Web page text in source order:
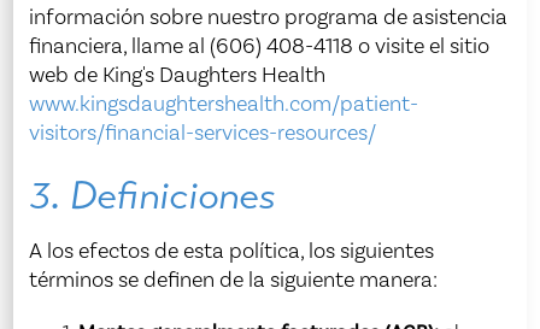
información sobre nuestro programa de asistencia
financiera, llame al (606) 408-4118 o visite el sitio
web de King's Daughters Health
www.kingsdaughtershealth.com/patient-
visitors/financial-services-resources/
3. Definiciones
A los efectos de esta política, los siguientes
términos se definen de la siguiente manera: